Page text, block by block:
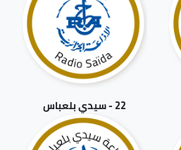
22 - سيدي بلعباس